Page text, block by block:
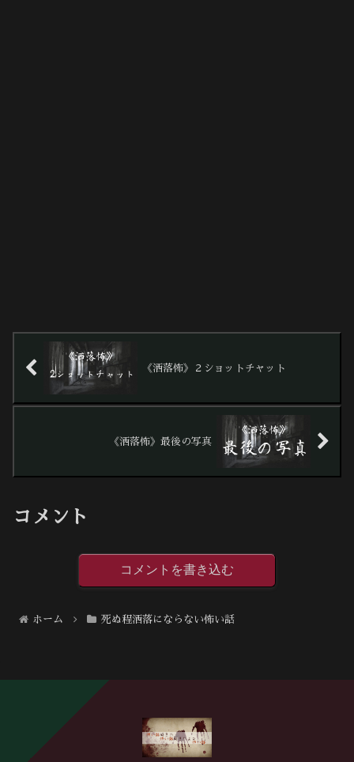
《洒落怖》２ショットチャット
《洒落怖》最後の写真
コメント
コメントを書き込む
ホーム 死ぬ程洒落にならない怖い話